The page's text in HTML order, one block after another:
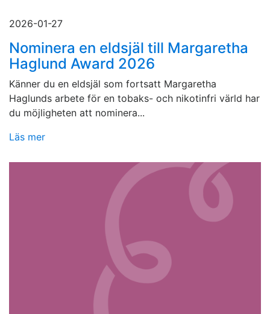
2026-01-27
Nominera en eldsjäl till Margaretha
Haglund Award 2026
Känner du en eldsjäl som fortsatt Margaretha
Haglunds arbete för en tobaks- och nikotinfri värld har
du möjligheten att nominera...
Läs mer